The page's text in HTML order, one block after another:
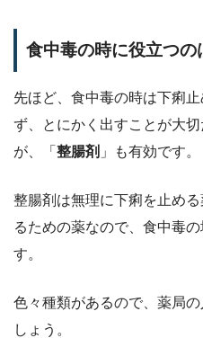
食中毒の時に役立つの
先ほど、食中毒の時は下痢
ず、とにかく出すことが大
が、「 整腸剤 」も有効です。
整腸剤は無理に下痢を止め
るための薬なので、食中毒
す。
色々種類があるので、薬局
しょう。